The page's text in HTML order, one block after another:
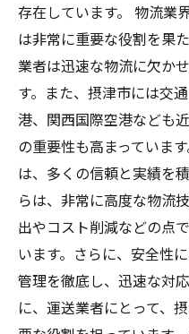
存在しています。 物流業
は非常に重要な役割を果
業者は迅速な物流に欠か
す。また、摂津市には交
港、関西国際空港なども
の重要性も高まっていま
は、多くの信頼と実績を
らは、非常に高度な物流
出やコスト削減などの点
います。さらに、安全性
管理を徹底し、迅速な対
に、運送業者にとって、